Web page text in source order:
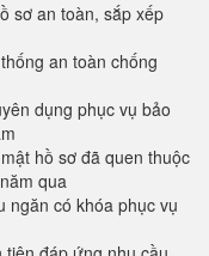
sơ an toàn, sắp xếp
an toàn chống
dụng phục vụ bảo
hồ sơ đã quen thuộc
qua
ngăn có khóa phục vụ